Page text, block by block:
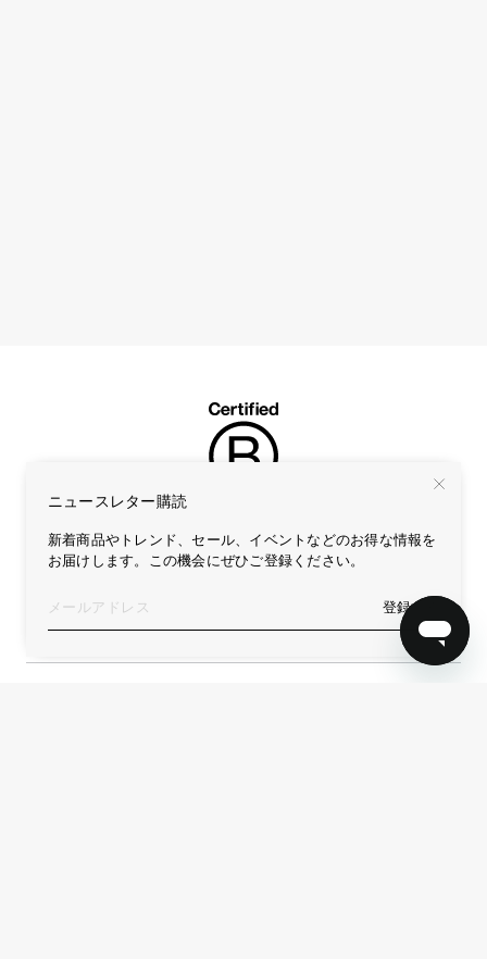
登録する
ニュースレター購読
新着商品やトレンド、セール、イベントなどのお得な情報を
お届けします。この機会にぜひご登録ください。
登録する